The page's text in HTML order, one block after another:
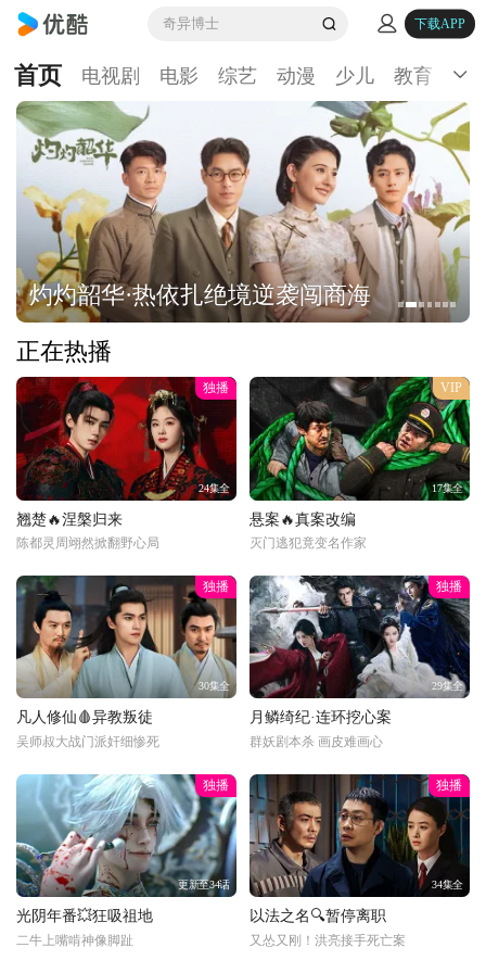
奇异博士 下载APP
首页 电视剧 电影 综艺 动漫 少儿 教育 生
灼灼韶华·热依扎绝境逆袭闯商海
正在热播
独播
24集全
翘楚🔥涅槃归来
陈都灵周翊然掀翻野心局
VIP
17集全
悬案🔥真案改编
灭门逃犯竟变名作家
独播
30集全
凡人修仙🩸异教叛徒
吴师叔大战门派奸细惨死
独播
29集全
月鳞绮纪·连环挖心案
群妖剧本杀 画皮难画心
独播
更新至34话
光阴年番💥狂吸祖地
二牛上嘴啃神像脚趾
独播
34集全
以法之名🔍暂停离职
又怂又刚！洪亮接手死亡案